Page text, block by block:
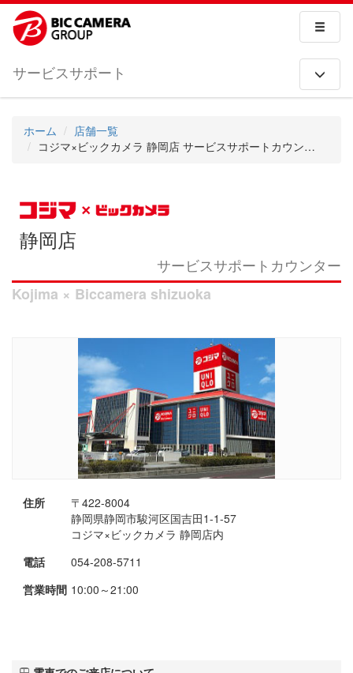
サービスサポート
ホーム
店舗一覧
コジマ×ビックカメラ 静岡店 サービスサポートカウンター
静岡店
サービスサポートカウンター
Kojima × Biccamera shizuoka
住所
〒422-8004
静岡県静岡市駿河区国吉田1-1-57
コジマ×ビックカメラ 静岡店内
電話
054-208-5711
営業時間 10:00～21:00